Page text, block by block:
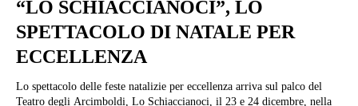
“LO SCHIACCIANOCI”, LO
SPETTACOLO DI NATALE PER
ECCELLENZA
Lo spettacolo delle feste natalizie per eccellenza arriva sul palco del
Teatro degli Arcimboldi, Lo Schiaccianoci, il 23 e 24 dicembre, nella